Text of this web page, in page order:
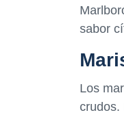
sabor
Los
crudos.